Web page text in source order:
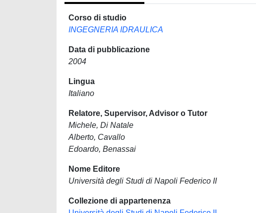
Corso di studio
INGEGNERIA IDRAULICA
Data di pubblicazione
2004
Lingua
Italiano
Relatore, Supervisor, Advisor o Tutor
Michele, Di Natale
Alberto, Cavallo
Edoardo, Benassai
Nome Editore
Università degli Studi di Napoli Federico II
Collezione di appartenenza